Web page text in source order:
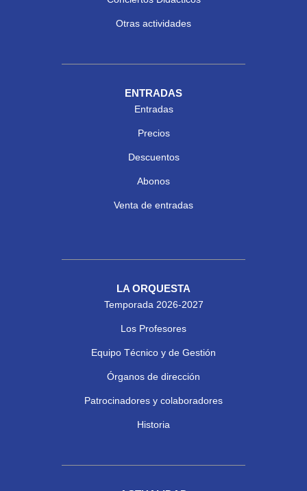
Otras actividades
ENTRADAS
Entradas
Precios
Descuentos
Abonos
Venta de entradas
LA ORQUESTA
Temporada 2026-2027
Los Profesores
Equipo Técnico y de Gestión
Órganos de dirección
Patrocinadores y colaboradores
Historia